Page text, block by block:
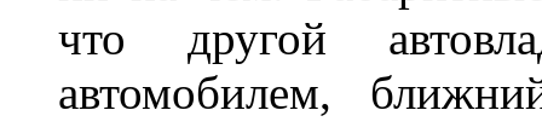
что другой
автомобилем,